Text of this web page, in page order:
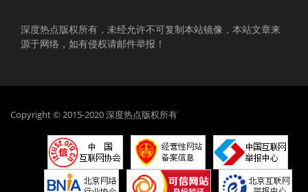
深度热点版权所有，未经允许不可复制本站镜像，本站文章来
源于网络，如有侵权请邮件举报！
Copyright © 2015-2020 深度热点版权所有